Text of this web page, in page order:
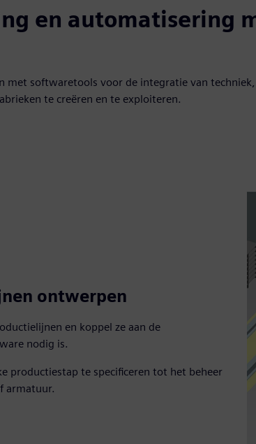
en automatisering
met softwaretools voor de integratie van
te creëren en te exploiteren.
ontwerpen
en koppel ze aan de
nodig is.
productiestap te specificeren tot het beheer
armatuur.